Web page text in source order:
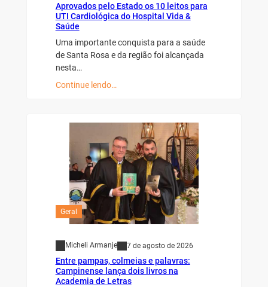
Aprovados pelo Estado os 10 leitos para
UTI Cardiológica do Hospital Vida &
Saúde
Uma importante conquista para a saúde
de Santa Rosa e da região foi alcançada
nesta…
Continue lendo…
Geral
Micheli Armanje 7 de agosto de 2026
Entre pampas, colmeias e palavras:
Campinense lança dois livros na
Academia de Letras